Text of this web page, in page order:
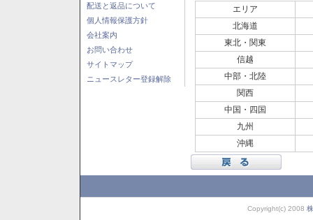
配送と返品について
個人情報保護方針
会社案内
お問い合わせ
サイトマップ
ニュースレター登録解除
エリア
北海道
東北・関東
信越
中部・北陸
関西
中国・四国
九州
沖縄
Copyright(c) 2008